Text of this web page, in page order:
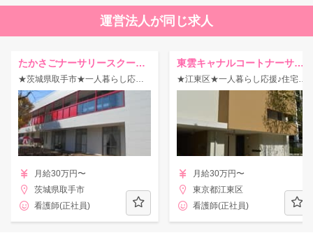
運営法人が同じ求人
たかさごナーサリースクール取手
★茨城県取手市★一人暮らし応援♪住宅手当・産休・育休制度取得率80％◎長く働きたい人へオススメ！【看護師募集】
月給30万円〜
茨城県取手市
看護師(正社員)
東雲キャナルコートナーサリースクール
★江東区★一人暮らし応援♪住宅手当・産休・育休制度取得率80％◎長く働きたい人へオススメ！【看護師募集】
月給30万円〜
東京都江東区
看護師(正社員)